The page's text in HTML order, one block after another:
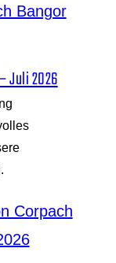
Juli 2026